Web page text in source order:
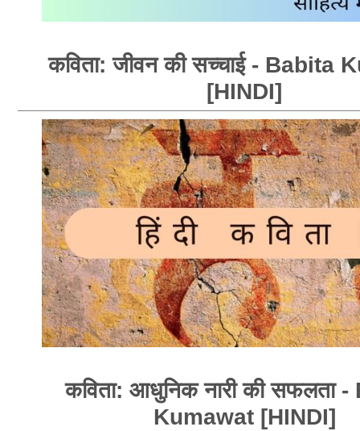
कविता: जीवन की सच्चाई - Babita
[HINDI]
कविता: आधुनिक नारी की सफलता
Kumawat [HINDI]